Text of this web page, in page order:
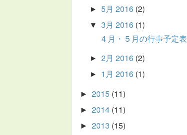
► 5月 2016 (2)
▼ 3月 2016 (1)
４月・５月の行事予定表
► 2月 2016 (2)
► 1月 2016 (1)
► 2015 (11)
► 2014 (11)
► 2013 (15)